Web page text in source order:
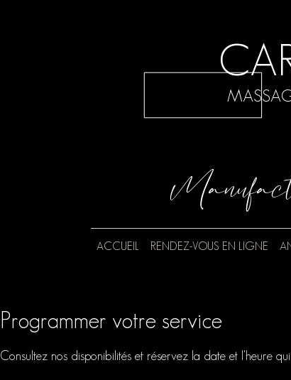
ACCUEIL RENDEZ-VOUS EN LIGNE
Programmer votre service
Consultez nos disponibilités et réservez la date et l'heure